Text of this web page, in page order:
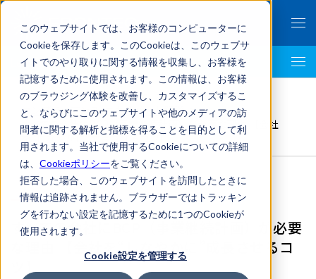
このウェブサイトでは、お客様のコンピューターに
Cookieを保存します。このCookieは、このウェブサ
イトでのやり取りに関する情報を収集し、お客様を
記憶するために使用されます。この情報は、お客様
のブラウジング体験を改善し、カスタマイズするこ
と、ならびにこのウェブサイトや他のメディアの訪
問者に関する解析と指標を得ることを目的として利
用されます。当社で使用するCookieについての詳細
は、 Cookieポリシーをご覧ください。
拒否した場合、このウェブサイトを訪問したときに
情報は追跡されません。ブラウザーではトラッキン
グを行わない設定を記憶するために1つのCookieが
使用されます。
Cookie設定を管理する
LegalTech AI Top
FRONTEO Legal Link Portal >
コンプライアンス,エキスパート解説>
すべての会社にBCP（事業継続計画）が必要な理由 【会社
を“しなやかに”成長させるコツ】
すべての会社にBCP（事業継続計画）が必要
な理由 【会社を“しなやかに”成長させるコ
ツ】